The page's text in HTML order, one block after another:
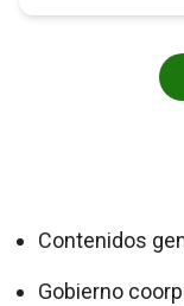
Contenidos
Gobierno